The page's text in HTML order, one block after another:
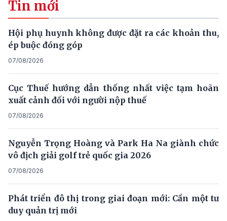
Tin mới
Hội phụ huynh không được đặt ra các khoản thu,
ép buộc đóng góp
07/08/2026
Cục Thuế hướng dẫn thống nhất việc tạm hoãn
xuất cảnh đối với người nộp thuế
07/08/2026
Nguyễn Trọng Hoàng và Park Ha Na giành chức
vô địch giải golf trẻ quốc gia 2026
07/08/2026
Phát triển đô thị trong giai đoạn mới: Cần một tư
duy quản trị mới